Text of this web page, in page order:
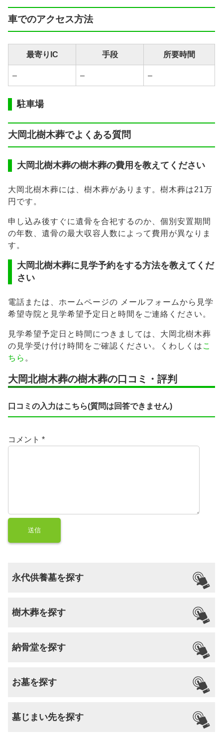
車でのアクセス方法
最寄りIC 手段 所要時間
– – –
駐車場
大岡北樹木葬でよくある質問
大岡北樹木葬の樹木葬の費用を教えてください
大岡北樹木葬には、樹木葬があります。樹木葬は21万
円です。
申し込み後すぐに遺骨を合祀するのか、個別安置期間
の年数、遺骨の最大収容人数によって費用が異なりま
す。
大岡北樹木葬に見学予約をする方法を教えてくだ
さい
電話または、ホームページの メールフォームから見学
希望寺院と見学希望予定日と時間をご連絡ください。
見学希望予定日と時間につきましては、大岡北樹木葬
の見学受け付け時間をご確認ください。くわしくは こ
ちら 。
大岡北樹木葬の樹木葬の口コミ・評判
口コミの入力はこちら(質問は回答できません)
コメント *
永代供養墓を探す
樹木葬を探す
納骨堂を探す
お墓を探す
墓じまい先を探す